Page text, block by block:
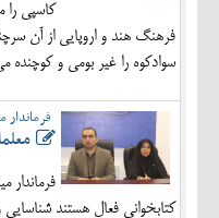
کاسپی را
سوادکوه را غیر بومی و کوچنده
فرماندار
فرماندار
کتابخوانی فعال هستند